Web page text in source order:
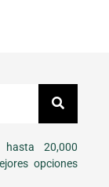
20,000
opciones